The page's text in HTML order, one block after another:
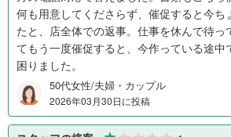
何も用意してくださらず、催促すると今ち
たと、店全体での返事。仕事を休んで待っ
てもう一度催促すると、今作っている途中
困りました。
50代女性/夫婦・カップル
2026年03月30日に投稿